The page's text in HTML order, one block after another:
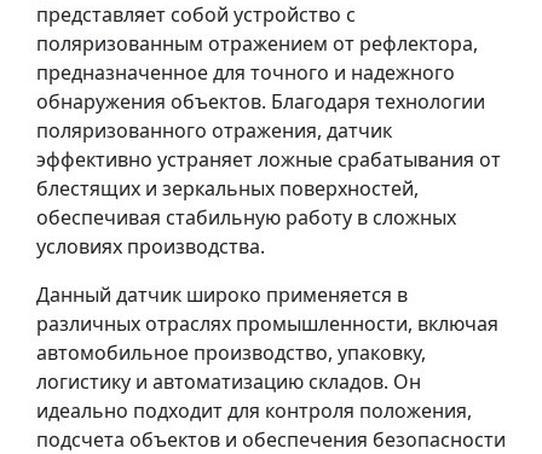
представляет собой устройство с
поляризованным отражением от рефлектора,
предназначенное для точного и надежного
обнаружения объектов. Благодаря технологии
поляризованного отражения, датчик
эффективно устраняет ложные срабатывания от
блестящих и зеркальных поверхностей,
обеспечивая стабильную работу в сложных
условиях производства.
Данный датчик широко применяется в
различных отраслях промышленности, включая
автомобильное производство, упаковку,
логистику и автоматизацию складов. Он
идеально подходит для контроля положения,
подсчета объектов и обеспечения безопасности